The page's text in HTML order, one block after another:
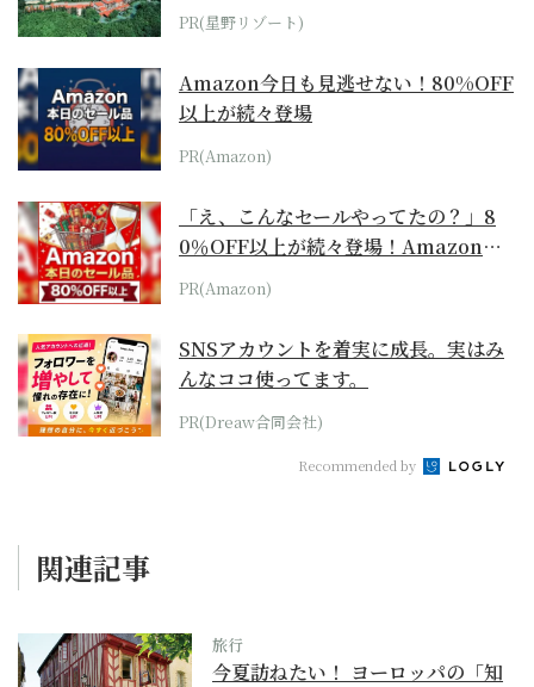
ホテル by...
PR(星野リゾート)
Amazon今日も見逃せない！80%OFF
以上が続々登場
PR(Amazon)
「え、こんなセールやってたの？」8
0％OFF以上が続々登場！Amazonの
本気が...
PR(Amazon)
SNSアカウントを着実に成長。実はみ
んなココ使ってます。
PR(Dreaw合同会社)
Recommended by
関連記事
旅行
今夏訪ねたい！ ヨーロッパの「知